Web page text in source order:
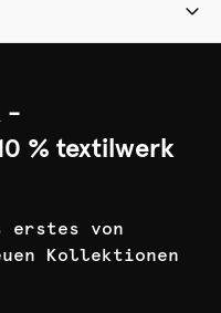
-
% textilwerk
erstes von
Kollektionen